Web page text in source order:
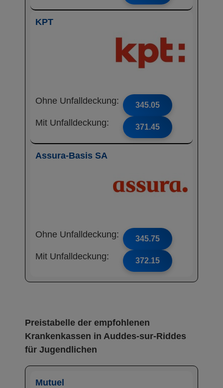
KPT
Ohne Unfalldeckung: 345.05
Mit Unfalldeckung: 371.45
Assura-Basis SA
Ohne Unfalldeckung: 345.75
Mit Unfalldeckung: 372.15
Preistabelle der empfohlenen
Krankenkassen in Auddes-sur-Riddes
für Jugendlichen
Mutuel